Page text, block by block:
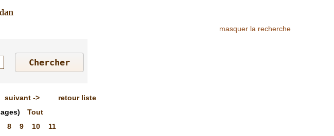
masquer la recherche
suivant ->
retour liste
Tout
8 9 10 11